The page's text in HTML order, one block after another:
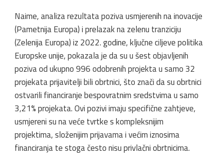
Naime, analiza rezultata poziva usmjerenih na inovacije
(Pametnija Europa) i prelazak na zelenu tranziciju
(Zelenija Europa) iz 2022. godine, ključne ciljeve politika
Europske unije, pokazala je da su u šest objavljenih
poziva od ukupno 996 odobrenih projekta u samo 32
projekata prijavitelji bili obrtnici, što znači da su obrtnici
ostvarili financiranje bespovratnim sredstvima u samo
3,21% projekata. Ovi pozivi imaju specifične zahtjeve,
usmjereni su na veće tvrtke s kompleksnijim
projektima, složenijim prijavama i većim iznosima
financiranja te stoga često nisu privlačni obrtnicima.